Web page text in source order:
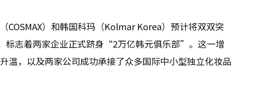
）和韩国科玛（Kolmar Korea）预计将双双突
标志着两家企业正式跻身“2万亿韩元俱乐部”。这一增
温，以及两家公司成功承接了众多国际中小型独立化妆品